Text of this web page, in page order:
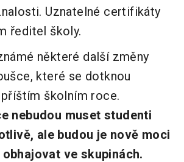
Uznatelné certifikáty
ředitel školy.
některé další změny
které se dotknou
školním roce.
nebudou muset studenti
ale budou je nově moci
ve skupinách.